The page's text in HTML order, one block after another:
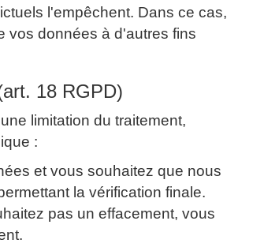
l'empêchent. Dans ce cas,
vos données à d'autres fins
18 RGPD)
limitation du traitement,
:
et vous souhaitez que nous
la vérification finale.
pas un effacement, vous